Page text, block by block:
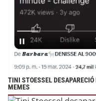
TINI STOESSEL
MEMES